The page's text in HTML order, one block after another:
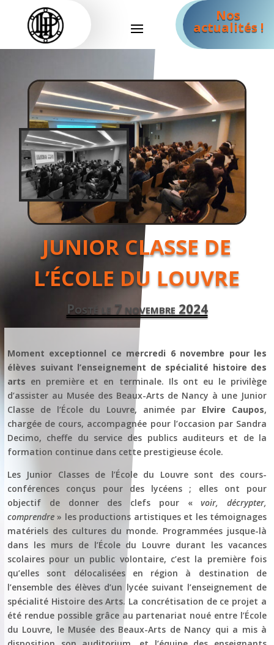
Nos
actualités !
JUNIOR CLASSE DE
L’ÉCOLE DU LOUVRE
Posté le 7 novembre 2024
Moment exceptionnel ce mercredi 6 novembre pour les
élèves suivant l’enseignement de spécialité histoire des
arts en première et en terminale. Ils ont eu le privilège
d’assister au Musée des Beaux-Arts de Nancy à une Junior
Classe de l’École du Louvre, animée par Elvire Caupos,
chargée de cours, accompagnée pour l’occasion par Sandra
Decimo, cheffe du service des publics auditeurs et de la
formation continue dans cette prestigieuse école.
Les Junior Classes de l’École du Louvre sont des cours-
conférences conçus pour des lycéens ; elles ont pour
objectif de donner des clefs pour «voir, décrypter,
comprendre» les productions artistiques et les témoignages
matériels des cultures du monde. Programmées jusque-là
dans les murs de l’École du Louvre durant les vacances
scolaires pour un public volontaire, c’est la première fois
qu’elles sont délocalisées en région à destination de
l’ensemble des élèves d’un lycée suivant l’enseignement de
spécialité Histoire des Arts. La concrétisation de ce projet a
été rendue possible grâce au partenariat noué entre l’École
du Louvre, le Musée des Beaux-Arts de Nancy qui a mis à